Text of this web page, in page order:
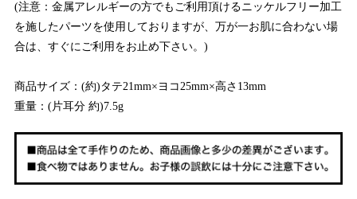
(注意：金属アレルギーの方でもご利用頂けるニッケルフリー加工
を施したパーツを使用しておりますが、万が一お肌に合わない場
合は、すぐにご利用をお止め下さい。)
商品サイズ：(約)タテ21mm×ヨコ25mm×高さ13mm
重量：(片耳分 約)7.5g